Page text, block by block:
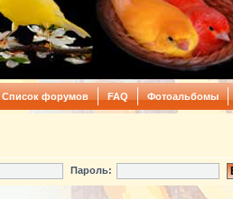
Список форумов FAQ Фотоальбомы
Пароль: